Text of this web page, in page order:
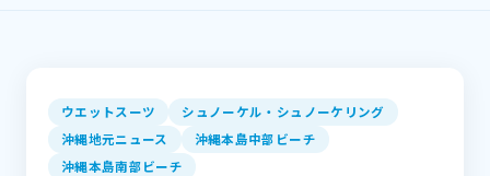
ウエットスーツ
シュノーケル・シュノーケリング
沖縄地元ニュース
沖縄本島中部ビーチ
沖縄本島南部ビーチ